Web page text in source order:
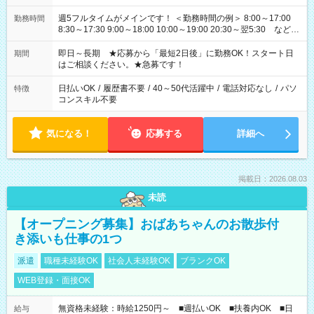
勤務時間
週5フルタイムがメインです！ ＜勤務時間の例＞ 8:00～17:00
8:30～17:30 9:00～18:00 10:00～19:00 20:30～翌5:30 など ★
その他にも勤務時間多数！ 日勤のみ、残業なし、交替制など
ご希望を教えてください！
期間
即日～長期 ★応募から「最短2日後」に勤務OK！スタート日
はご相談ください。★急募です！
特徴 日払いOK / 履歴書不要 / 40～50代活躍中 / 電話対応なし / パソ
コンスキル不要
気になる！ 応募する 詳細へ
掲載日：2026.08.03
未読
【オープニング募集】おばあちゃんのお散歩付
き添いも仕事の1つ
派遣 職種未経験OK 社会人未経験OK
ブランクOK
WEB登録・面接OK
給与
無資格未経験：時給1250円～ ■週払いOK ■扶養内OK ■日